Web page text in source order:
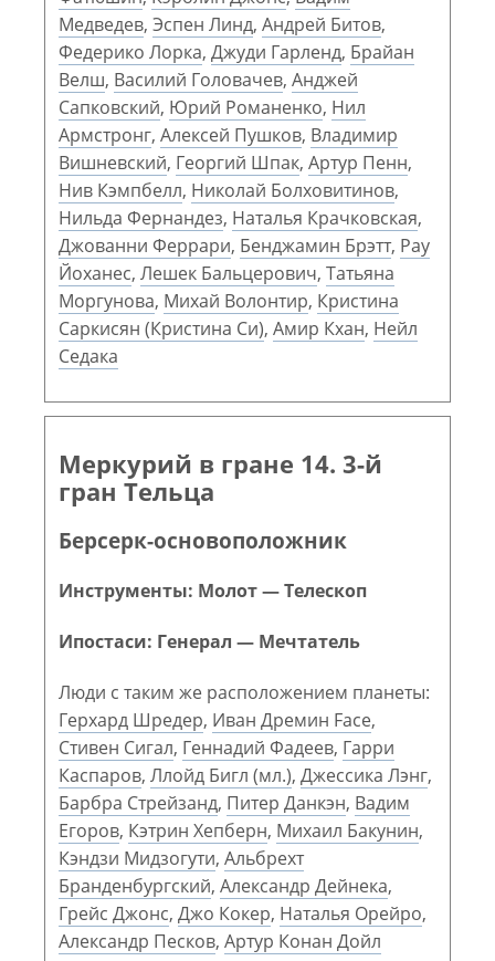
Медведев, Эспен Линд, Андрей Битов,
Федерико Лорка, Джуди Гарленд, Брайан
Велш, Василий Головачев, Анджей
Сапковский, Юрий Романенко, Нил
Армстронг, Алексей Пушков, Владимир
Вишневский, Георгий Шпак, Артур Пенн,
Нив Кэмпбелл, Николай Болховитинов,
Нильда Фернандез, Наталья Крачковская,
Джованни Феррари, Бенджамин Брэтт, Рау
Йоханес, Лешек Бальцерович, Татьяна
Моргунова, Михай Волонтир, Кристина
Саркисян (Кристина Си), Амир Кхан, Нейл
Седака
Меркурий в гране 14. 3-й
гран Тельца
Берсерк-основоположник
Инструменты: Молот — Телескоп
Ипостаси: Генерал — Мечтатель
Люди с таким же расположением планеты:
Герхард Шредер, Иван Дремин Face,
Стивен Сигал, Геннадий Фадеев, Гарри
Каспаров, Ллойд Бигл (мл.), Джессика Лэнг,
Барбра Стрейзанд, Питер Данкэн, Вадим
Егоров, Кэтрин Хепберн, Михаил Бакунин,
Кэндзи Мидзогути, Альбрехт
Бранденбургский, Александр Дейнека,
Грейс Джонс, Джо Кокер, Наталья Орейро,
Александр Песков, Артур Конан Дойл